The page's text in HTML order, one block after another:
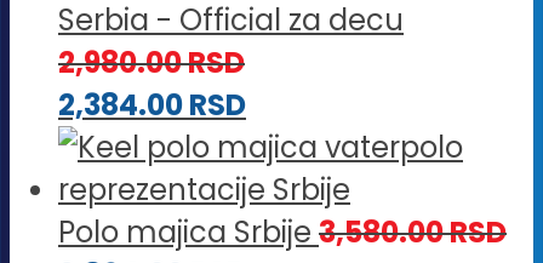
Serbia - Official za decu
2,980.00RSD
2,384.00RSD
Polo majica Srbije 3,580.00RSD